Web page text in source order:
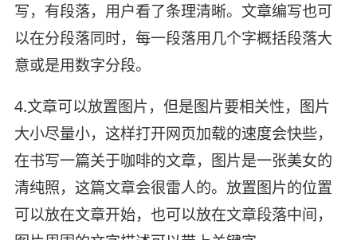
写，有段落，用户看了条理清晰。文章编写也可
以在分段落同时，每一段落用几个字概括段落大
意或是用数字分段。
4.文章可以放置图片，但是图片要相关性，图片
大小尽量小，这样打开网页加载的速度会快些，
在书写一篇关于咖啡的文章，图片是一张美女的
清纯照，这篇文章会很雷人的。放置图片的位置
可以放在文章开始，也可以放在文章段落中间，